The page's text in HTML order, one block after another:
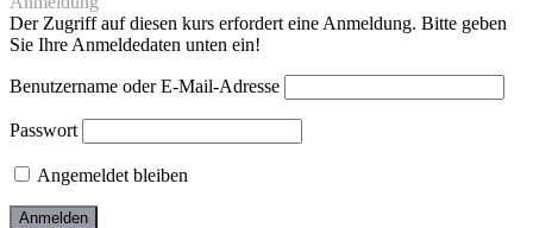
Der Zugriff auf diesen kurs erfordert eine Anmeldung. Bitte geben
Sie Ihre Anmeldedaten unten ein!
Benutzername oder E-Mail-Adresse
Passwort
Angemeldet bleiben